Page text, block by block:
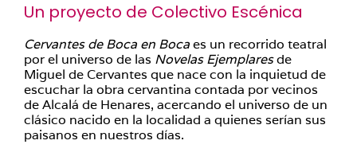
Un proyecto de Colectivo Escénica
Cervantes de Boca en Bocaes un recorrido teatral
por el universo de las Novelas Ejemplaresde
Miguel de Cervantes que nace con la inquietud de
escuchar la obra cervantina contada por vecinos
de Alcalá de Henares, acercando el universo de un
clásico nacido en la localidad a quienes serían sus
paisanos en nuestros días.